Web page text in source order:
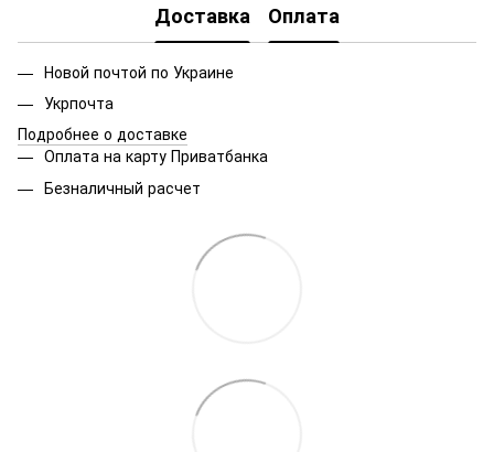
Доставка Оплата
Новой почтой по Украине
Укрпочта
Подробнее о доставке
Оплата на карту Приватбанка
Безналичный расчет